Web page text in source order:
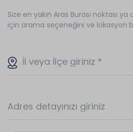
Size en yakın Aras Burası noktası
için arama seçeneğini ve lokasyon
İl veya İlçe giriniz *
Adres detayınızı giriniz